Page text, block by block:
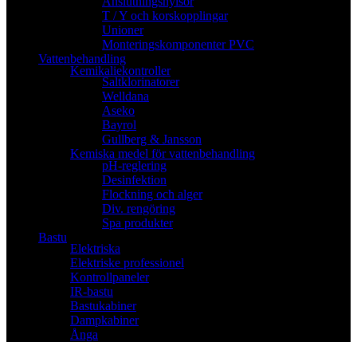
T / Y och korskopplingar
Unioner
Monteringskomponenter PVC
Vattenbehandling
Kemikaliekontroller
Saltklorinatorer
Welldana
Aseko
Bayrol
Gullberg & Jansson
Kemiska medel för vattenbehandling
pH-reglering
Desinfektion
Flockning och alger
Div. rengöring
Spa produkter
Bastu
Elektriska
Elektriske professionel
Kontrollpaneler
IR-bastu
Bastukabiner
Dampkabiner
Ånga